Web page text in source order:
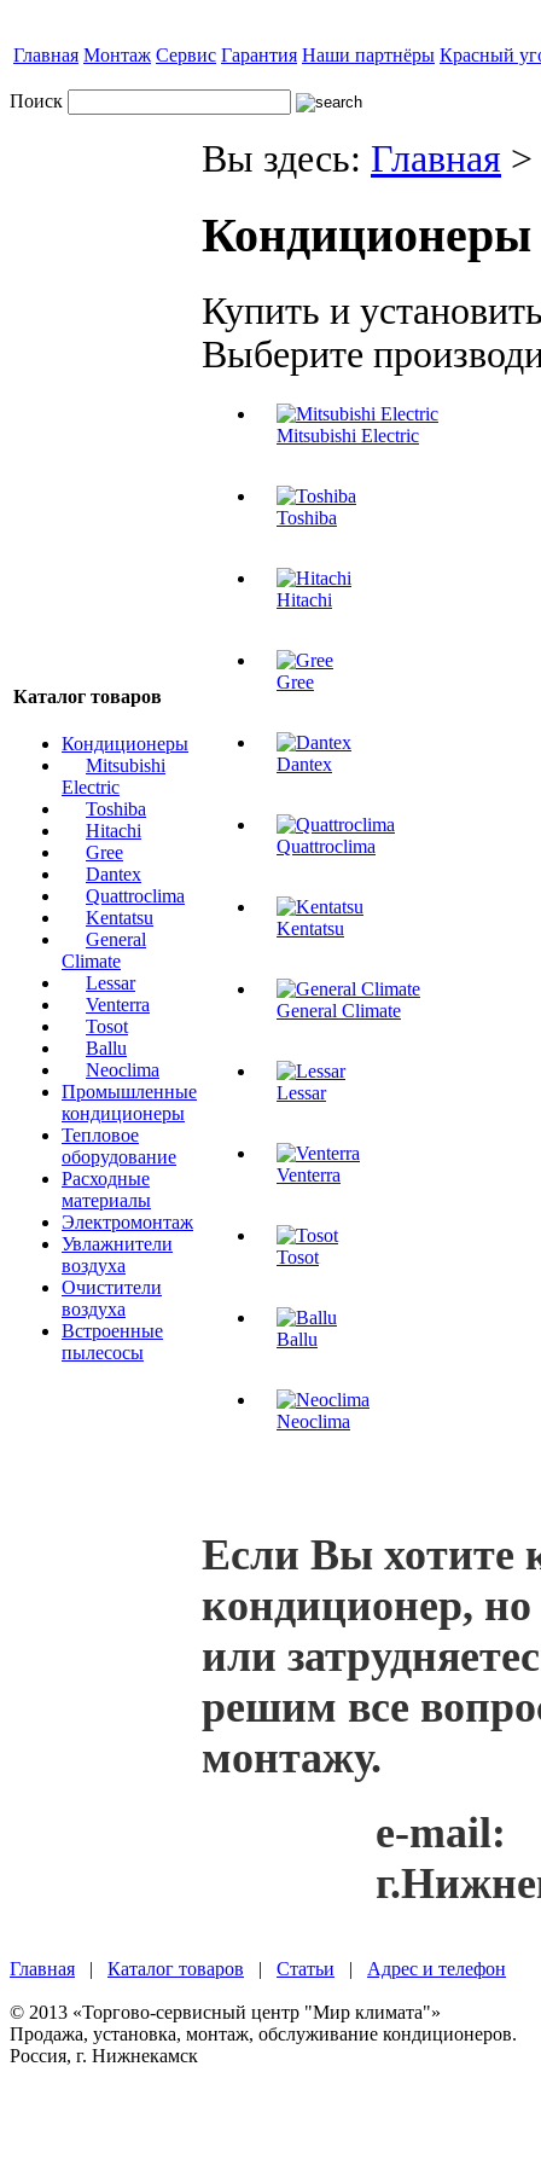
Главная Монтаж Сервис Гарантия Наши партнёры Красный
Поиск
Каталог товаров
Кондиционеры
Mitsubishi
Electric
Toshiba
Hitachi
Gree
Dantex
Quattroclima
Kentatsu
General
Climate
Lessar
Venterra
Tosot
Ballu
Neoclima
Промышленные
кондиционеры
Тепловое
оборудование
Расходные
материалы
Электромонтаж
Увлажнители
воздуха
Очистители
воздуха
Встроенные
пылесосы
Вы здесь: Главная >
Кондиционеры
Купить и
Выберите
Mitsubishi Electric
Toshiba
Hitachi
Gree
Dantex
Quattroclima
Kentatsu
General Climate
Lessar
Venterra
Tosot
Ballu
Neoclima
Если Вы хотите
кондиционер, но
или
решим все
монтажу.
e-mail:
Главная | Каталог товаров | Статьи | Адрес и телефон
© 2013 «Торгово-сервисный центр "Мир климата"»
Продажа, установка, монтаж, обслуживание кондиционеров.
Россия, г. Нижнекамск